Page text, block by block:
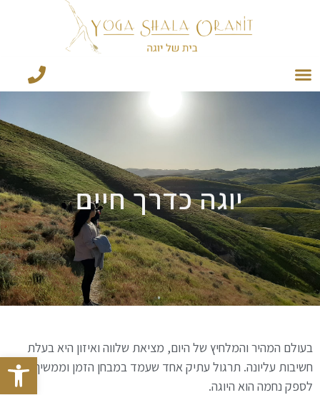
פתח
יוגה כדרך חיים
בעולם המהיר והמלחיץ של היום, מציאת שלווה ואיזון היא בעלת
חשיבות עליונה. תרגול עתיק אחד שעמד במבחן הזמן וממשיך
לספק נחמה הוא היוגה.